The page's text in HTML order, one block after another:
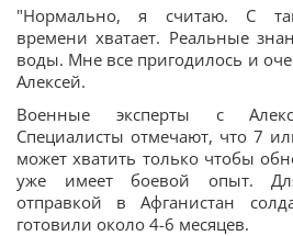
"Нормально, я считаю. С
времени хватает. Реальные
воды. Мне все пригодилось и
Алексей.
Военные эксперты с
Специалисты отмечают, что 7
может хватить только чтобы
уже имеет боевой опыт.
отправкой в Афганистан
готовили около 4-6 месяцев.